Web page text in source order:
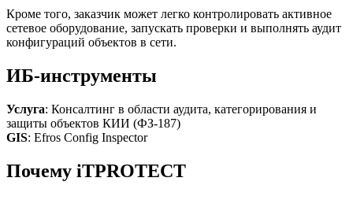
Кроме того, заказчик может легко контролировать активное
сетевое оборудование, запускать проверки и выполнять аудит
конфигураций объектов в сети.
ИБ-инструменты
Услуга: Консалтинг в области аудита, категорирования и
защиты объектов КИИ (ФЗ-187)
GIS: Efros Config Inspector
Почему iTPROTECT